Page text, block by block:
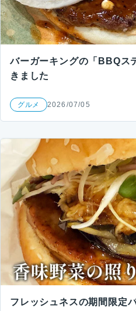
バーガーキングの「BBQス
きました
グルメ 2026/07/05
フレッシュネスの期間限定